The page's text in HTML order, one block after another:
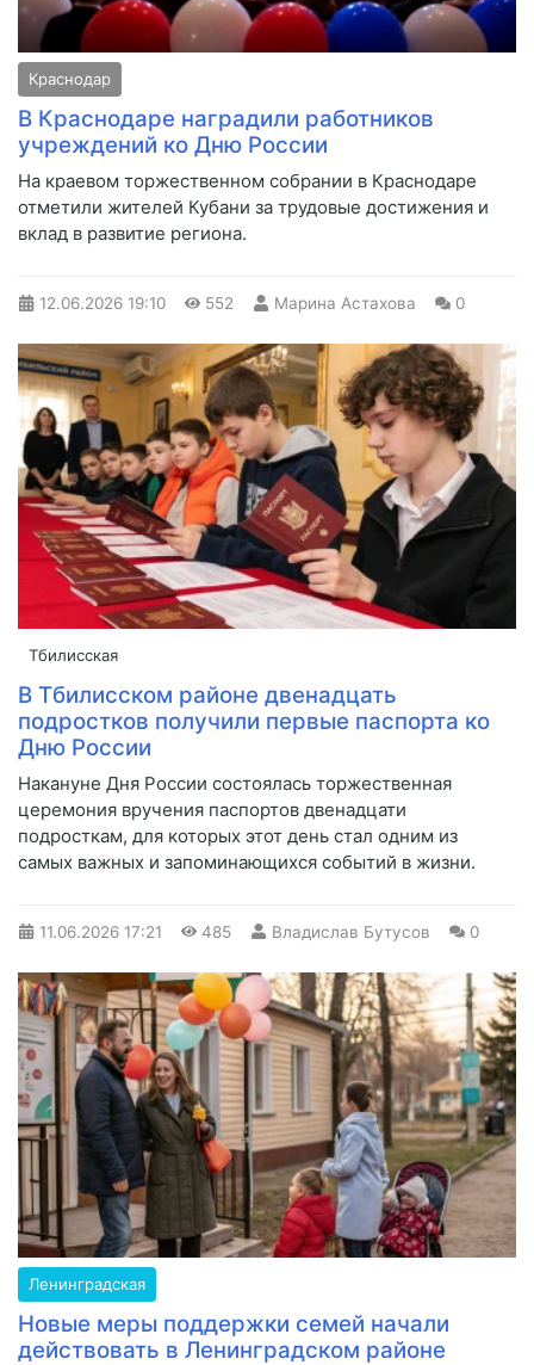
Краснодар
В Краснодаре наградили работников
учреждений ко Дню России
На краевом торжественном собрании в Краснодаре
отметили жителей Кубани за трудовые достижения и
вклад в развитие региона.
12.06.2026 19:10 552 Марина Астахова 0
Тбилисская
В Тбилисском районе двенадцать
подростков получили первые паспорта ко
Дню России
Накануне Дня России состоялась торжественная
церемония вручения паспортов двенадцати
подросткам, для которых этот день стал одним из
самых важных и запоминающихся событий в жизни.
11.06.2026 17:21 485 Владислав Бутусов 0
Ленинградская
Новые меры поддержки семей начали
действовать в Ленинградском районе